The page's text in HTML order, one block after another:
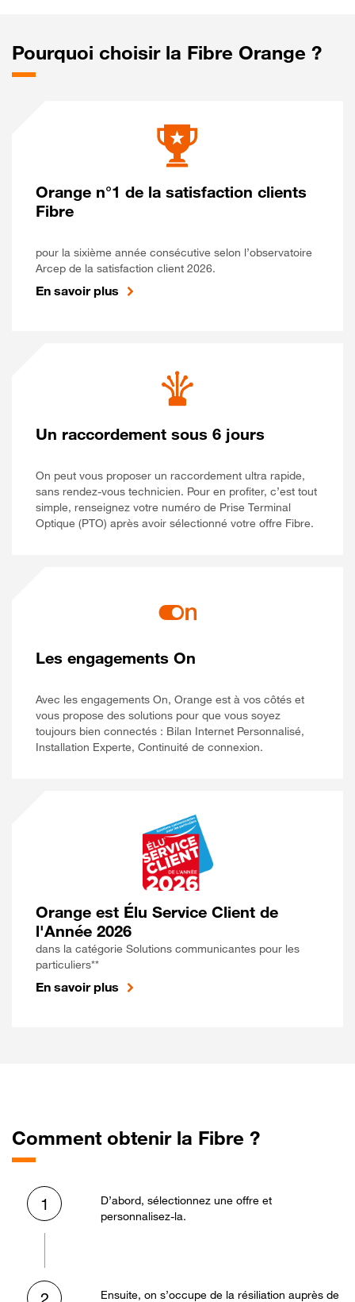
Pourquoi choisir la Fibre Orange ?
Orange n°1 de la satisfaction clients
Fibre
pour la sixième année consécutive selon l’observatoire
Arcep de la satisfaction client 2026.
En savoir plus
Un raccordement sous 6 jours
On peut vous proposer un raccordement ultra rapide,
sans rendez-vous technicien. Pour en profiter, c’est tout
simple, renseignez votre numéro de Prise Terminal
Optique (PTO) après avoir sélectionné votre offre Fibre.
Les engagements On
Avec les engagements On, Orange est à vos côtés et
vous propose des solutions pour que vous soyez
toujours bien connectés : Bilan Internet Personnalisé,
Installation Experte, Continuité de connexion.
Orange est Élu Service Client de
l'Année 2026
dans la catégorie Solutions communicantes pour les
particuliers**
En savoir plus
Comment obtenir la Fibre ?
1
D’abord, sélectionnez une offre et
personnalisez-la.
Ensuite, on s’occupe de la résiliation auprès de